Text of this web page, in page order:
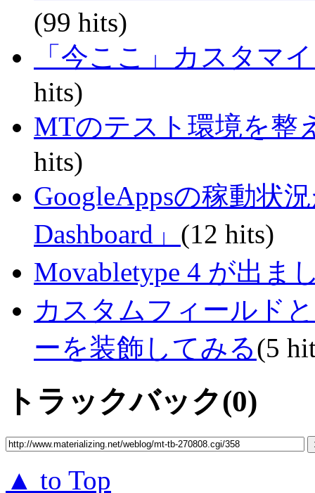
(99 hits)
「今ここ」カスタマ
hits)
MTのテスト環境を整
hits)
GoogleAppsの稼動状
Dashboard」 (12 hits)
Movabletype 4 が出ま
カスタムフィールド
ーを装飾してみる(5
トラックバック(0)
▲ to Top